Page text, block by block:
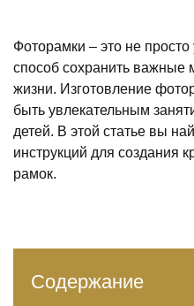
Фоторамки – это не
способ сохранить
жизни. Изготовление
быть увлекательным
детей. В этой статье вы
инструкций для создания
рамок.
Содержание